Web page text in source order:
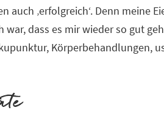
‚erfolgreich‘. Denn meine
dass es mir wieder so gut
Körperbehandlungen,